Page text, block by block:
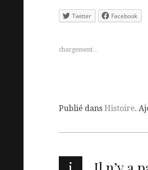
Twitter Facebook
chargement…
Publié dans Histoire.